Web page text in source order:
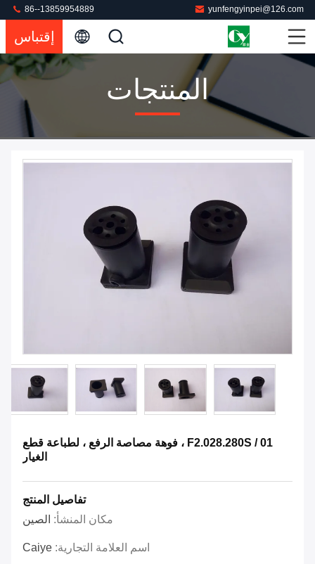
yunfengyinpei@126.com
86--13859954889
إقتباس
المنتجات
F2.028.280S / 01 ، فوهة مصاصة الرفع ، لطباعة قطع
الغيار
تفاصيل المنتج
مكان المنشأ: الصين
اسم العلامة التجارية: Caiye